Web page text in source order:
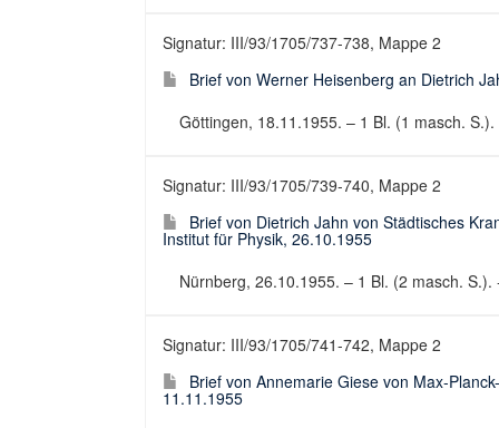
Signatur: III/93/1705/737-738, Mappe 2
Brief von Werner Heisenberg an Dietrich
Göttingen, 18.11.1955. – 1 Bl. (1 masch.
Signatur: III/93/1705/739-740, Mappe 2
Brief von Dietrich Jahn von Städtisches
Institut für Physik, 26.10.1955
Nürnberg, 26.10.1955. – 1 Bl. (2 masch.
Signatur: III/93/1705/741-742, Mappe 2
Brief von Annemarie Giese von Max-
11.11.1955